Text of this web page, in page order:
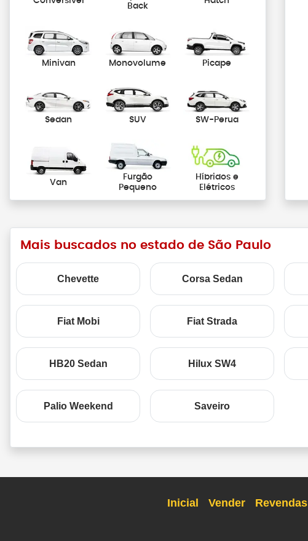
Back
Minivan Monovolume Picape
Sedan SUV SW-Perua
Van
Furgão
Pequeno
Híbridos e
Elétricos
Mais buscados no estado de São Paulo
Chevette Corsa Sedan
Fiat Mobi Fiat Strada
HB20 Sedan Hilux SW4
Palio Weekend Saveiro
Inicial Vender Revendas